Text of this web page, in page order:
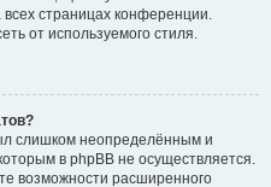
страницах конференции.
от используемого стиля.
слишком неопределённым и
в phpBB не осуществляется.
возможности расширенного